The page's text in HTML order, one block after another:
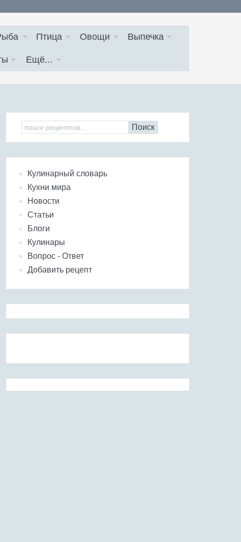
Птица Овощи Выпечка
Ещё...
Поиск
Кулинарный словарь
Кухни мира
Новости
Статьи
Блоги
Кулинары
Вопрос - Ответ
Добавить рецепт